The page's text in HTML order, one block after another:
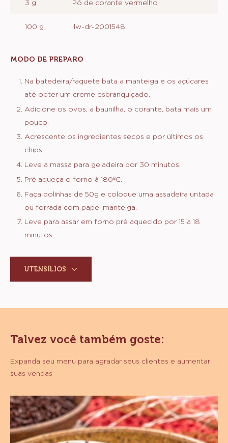
3 g Pó de corante vermelho
100 g Ilw-dr-2001548
MODO DE PREPARO
Na batedeira/raquete bata a manteiga e os açúcares
até obter um creme esbranquiçado.
Adicione os ovos, a baunilha, o corante, bata mais um
pouco.
Acrescente os ingredientes secos e por últimos os
chips.
Leve a massa para geladeira por 30 minutos.
Pré aqueça o forno à 180ºC.
Faça bolinhas de 50g e coloque uma assadeira untada
ou forrada com papel manteiga.
Leve para assar em forno pré aquecido por 15 a 18
minutos.
UTENSÍLIOS
Talvez você também goste:
Expanda seu menu para agradar seus clientes e aumentar
suas vendas
Alfajor